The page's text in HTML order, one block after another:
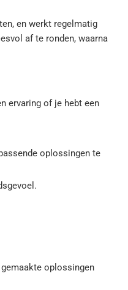
en werkt regelmatig
af te ronden, waarna
ervaring of je hebt een
oplossingen te
oplossingen